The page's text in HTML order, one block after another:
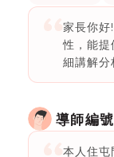
家長你好
性，能提
細講解分
導師編號
本人住屯